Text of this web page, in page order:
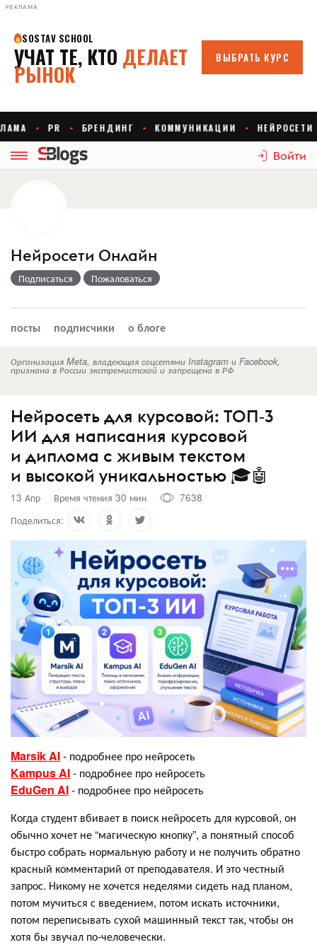
РЕКЛАМА
Войти
Нейросети Онлайн
Подписаться Пожаловаться
посты подписчики о блоге
Организация Meta, владеющая соцсетями Instagram и Facebook,
признана в России экстремистской и запрещена в РФ
Нейросеть для курсовой: ТОП‑3
ИИ для написания курсовой
и диплома с живым текстом
и высокой уникальностью 🎓🤖
13 Апр Время чтения 30 мин
7638
Поделиться:
Marsik AI- подробнее про нейросеть
Kampus AI- подробнее про нейросеть
EduGen AI- подробнее про нейросеть
Когда студент вбивает в поиск нейросеть для курсовой, он
обычно хочет не “магическую кнопку”, а понятный способ
быстро собрать нормальную работу и не получить обратно
красный комментарий от преподавателя. И это честный
запрос. Никому не хочется неделями сидеть над планом,
потом мучиться с введением, потом искать источники,
потом переписывать сухой машинный текст так, чтобы он
хотя бы звучал по-человечески.